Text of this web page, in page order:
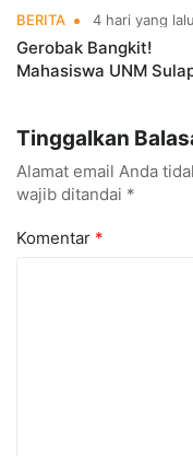
BERITA 4 hari yang lalu
Gerobak Bangkit!
Mahasiswa UNM
Tinggalkan
Alamat email Anda
wajib ditandai *
Komentar *